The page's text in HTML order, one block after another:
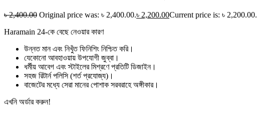
৳2,400.00 Original price was: ৳ 2,400.00.৳ 2,200.00Current price is: ৳ 2,200.00.
Haramain 24-কে বেছে নেওয়ার কারণ
উন্নত মান এবং নিখুঁত ফিনিশিং নিশ্চিত করি।
যেকোনো আবহাওয়ায় উপযোগী জুব্বা।
ধর্মীয় আবেগ এবং স্টাইলের মিশ্রণে প্রতিটি ডিজাইন।
সহজ রিটার্ন পলিসি (শর্ত প্রযোজ্য)।
বাজেটের মধ্যে সেরা মানের পোশাক সরবরাহে অঙ্গীকার।
এখনি অর্ডার করুন!